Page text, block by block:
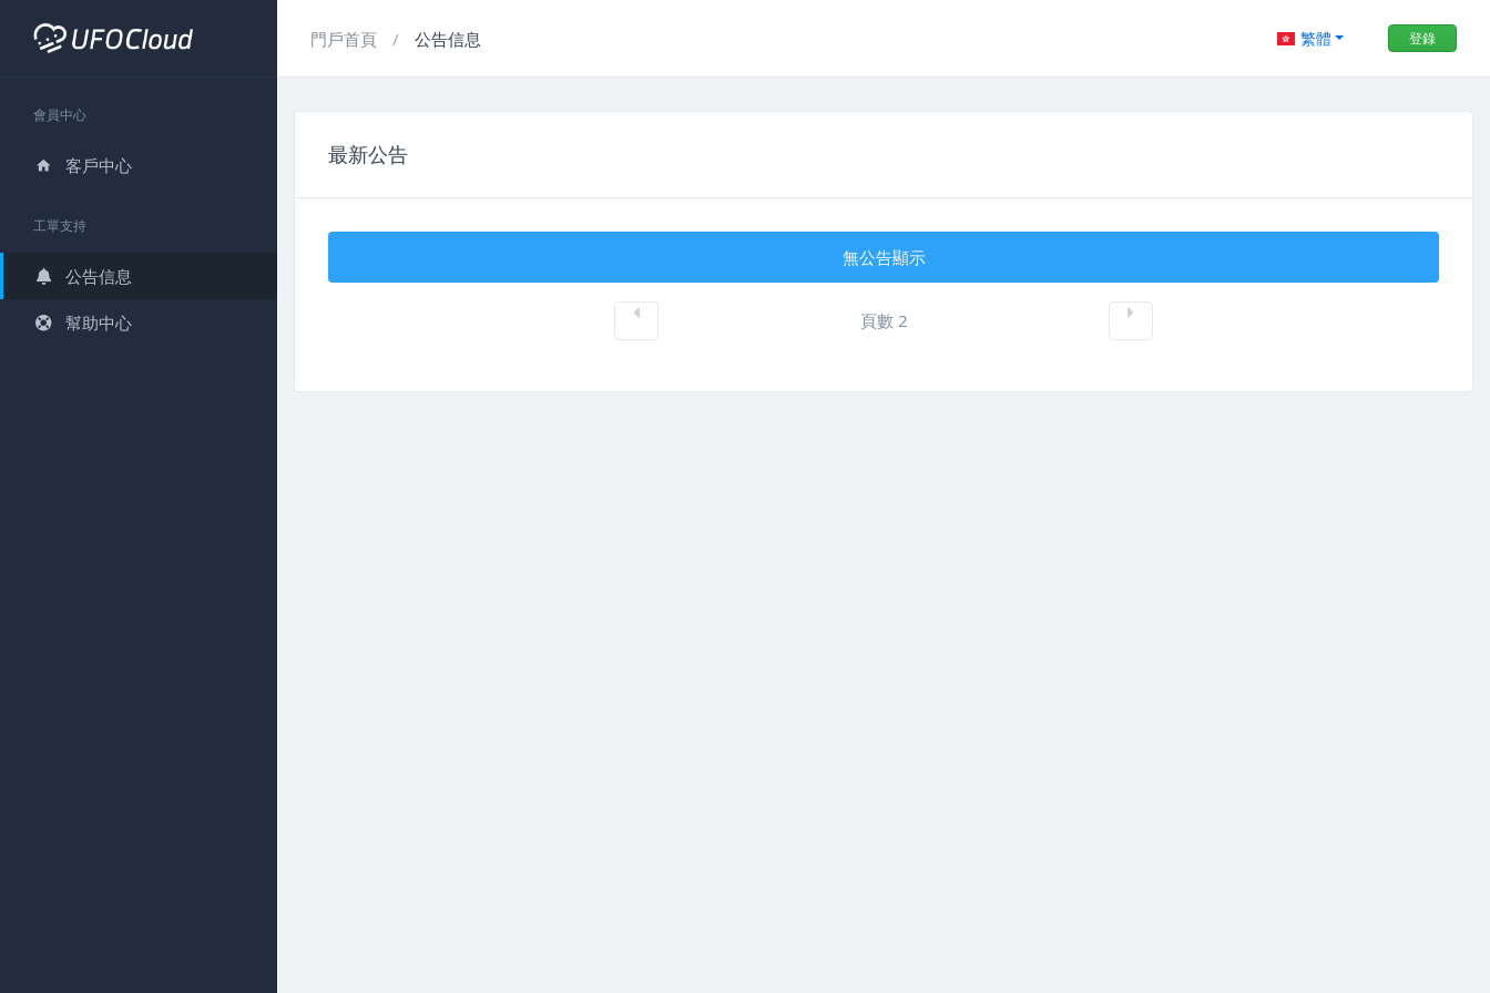
會員中心
客戶中心
工單支持
公告信息
幫助中心
門戶首頁 公告信息 繁體 登錄
最新公告
無公告顯示
頁數 2